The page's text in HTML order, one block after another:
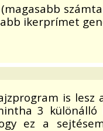
ikerprímet
is lesz
3 különálló
ez a